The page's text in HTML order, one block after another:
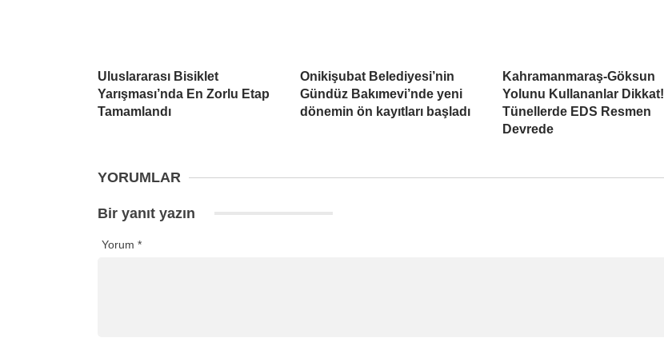
Uluslararası Bisiklet
Yarışması’nda En Zorlu Etap
Tamamlandı
Onikişubat Belediyesi’nin
Gündüz Bakımevi’nde yeni
dönemin ön kayıtları başladı
Kahramanmaraş-Göksun
Yolunu Kullananlar Dikkat!
Tünellerde EDS Resmen
Devrede
YORUMLAR
Bir yanıt yazın
Yorum *